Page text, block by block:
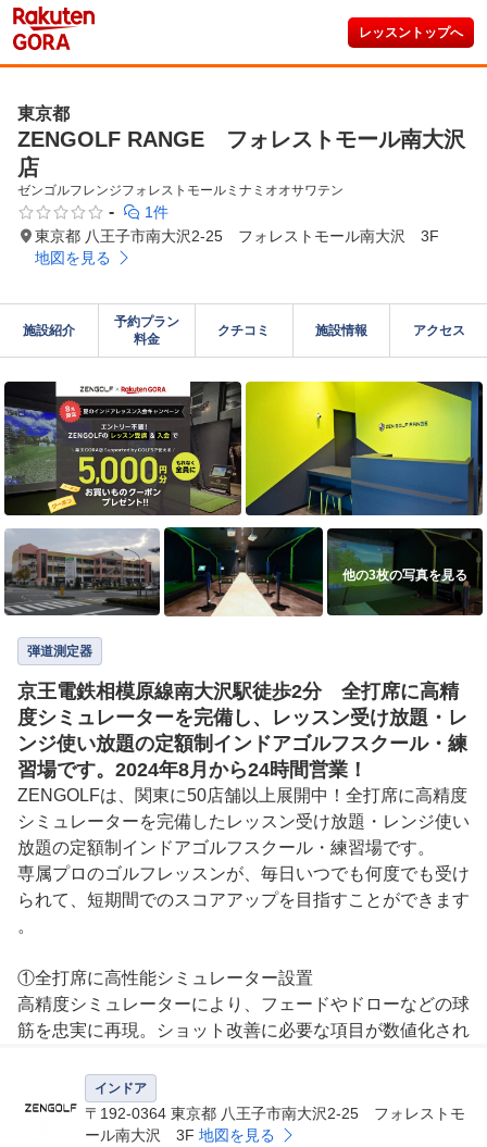
レッスントップへ
東京都
ZENGOLF RANGE フォレストモール南大沢
店
ゼンゴルフレンジフォレストモールミナミオオサワテン
-
1件
東京都 八王子市南大沢2-25 フォレストモール南大沢 3F
地図を見る
施設紹介
予約プラン
料金
クチコミ 施設情報 アクセス
他の3枚の写真を見る
弾道測定器
京王電鉄相模原線南大沢駅徒歩2分 全打席に高精
度シミュレーターを完備し、レッスン受け放題・レ
ンジ使い放題の定額制インドアゴルフスクール・練
習場です。2024年8月から24時間営業！
ZENGOLFは、関東に50店舗以上展開中！全打席に高精度
シミュレーターを完備したレッスン受け放題・レンジ使い
放題の定額制インドアゴルフスクール・練習場です。
専属プロのゴルフレッスンが、毎日いつでも何度でも受け
られて、短期間でのスコアアップを目指すことができます
。
①全打席に高性能シミュレーター設置
高精度シミュレーターにより、フェードやドローなどの球
筋を忠実に再現。ショット改善に必要な項目が数値化され
回自動的に2方向からスイング撮影しており、スロー再生
や一時停止などで自分のフォームを客観的かつ詳細に確認
することができます。
インドア
〒192-0364 東京都 八王子市南大沢2-25 フォレストモ
ール南大沢 3F 地図を見る